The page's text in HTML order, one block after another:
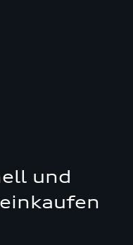
und